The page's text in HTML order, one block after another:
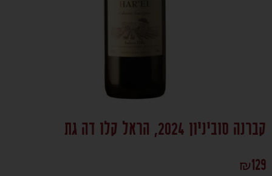
קברנה סוביניון 2024, הראל קלו דה גת
₪129